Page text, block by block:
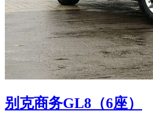
别克商务GL8（6座）